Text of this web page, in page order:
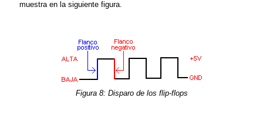
muestra en la siguiente figura.
Figura 8: Disparo de los flip-flops